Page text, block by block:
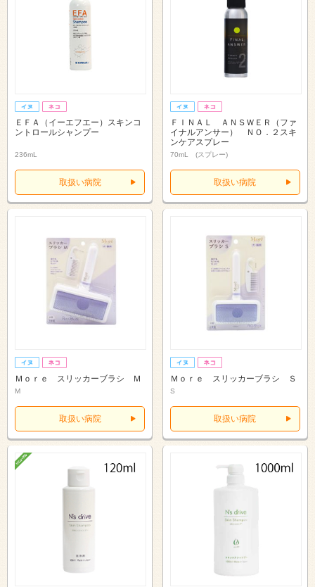
ＥＦＡ（イーエフエー）スキンコ
ントロールシャンプー
236mL
取扱い病院
ＦＩＮＡＬ ＡＮＳＷＥＲ（ファ
イナルアンサー） ＮＯ．２スキ
ンケアスプレー
70mL (スプレー)
取扱い病院
Ｍｏｒｅ スリッカーブラシ Ｍ
M
取扱い病院
Ｍｏｒｅ スリッカーブラシ Ｓ
S
取扱い病院